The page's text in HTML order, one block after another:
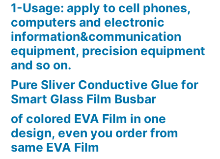
1-Usage: apply to cell phones,
computers and electronic
information&communication
equipment, precision equipment
and so on.
Pure Sliver Conductive Glue for
Smart Glass Film Busbar
of colored EVA Film in one
design, even you order from
same EVA Film